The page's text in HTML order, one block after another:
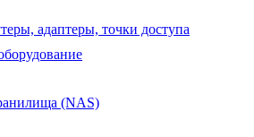
адаптеры, точки доступа
(NAS)